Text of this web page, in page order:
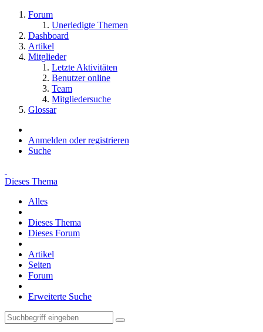
Forum
Unerledigte Themen
Dashboard
Artikel
Mitglieder
Letzte Aktivitäten
Benutzer online
Team
Mitgliedersuche
Glossar
Anmelden oder registrieren
Suche
Dieses Thema
Alles
Dieses Thema
Dieses Forum
Artikel
Seiten
Forum
Erweiterte Suche